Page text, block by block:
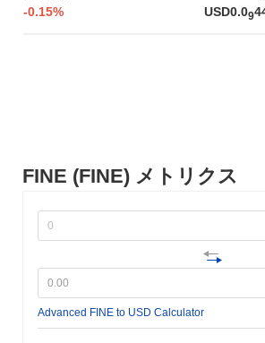
FINE (FINE) メトリクス
Advanced FINE to USD Calculator
-0.15% USD0.09
ーザー体験とアクセスの向上を目指しまし
期配布は、2021年10月に公正なローンチ
取引の効率とユーザー体験の向上を目指し
グレードでは、スケーラビリティを最適化
FINEは2024年第2四半期に著名なDeFiプ
いパートナーシップを発表する予定で、
の統合を促進し、エコシステムを広げるこ
の取り組みは、FINEの機能性とユーザー
に対する継続的なコミットメントの一環
トーンの進捗は、公式のコミュニケーショ
ップのアップデートを通じて監視されます